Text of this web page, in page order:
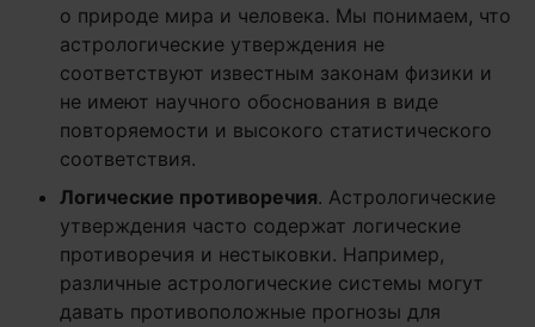
о природе мира и человека. Мы понимаем, что
астрологические утверждения не
соответствуют известным законам физики и
не имеют научного обоснования в виде
повторяемости и высокого статистического
соответствия.
Логические противоречия. Астрологические
утверждения часто содержат логические
противоречия и нестыковки. Например,
различные астрологические системы могут
давать противоположные прогнозы для